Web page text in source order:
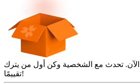
الآن. تحدث مع الشخصية وكن أول من يترك
تقييمًا!